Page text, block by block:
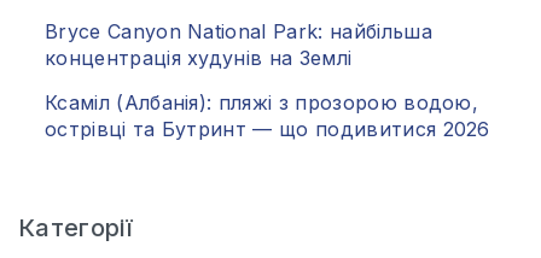
Bryce Canyon National Park: найбільша
концентрація худунів на Землі
Ксаміл (Албанія): пляжі з прозорою водою,
острівці та Бутринт — що подивитися 2026
Категорії